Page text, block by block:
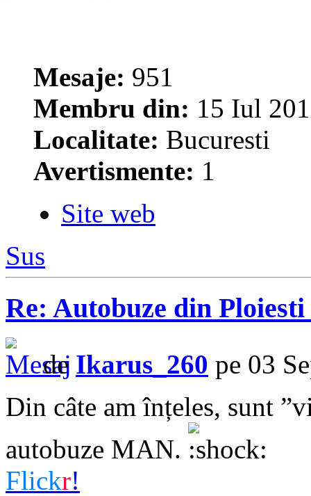
Mesaje: 951
Membru din: 15 Iul
Localitate: Bucuresti
Avertismente: 1
Site web
Sus
Re: Autobuze din
de Ikarus_260 pe 03
Din câte am înțeles, sunt
autobuze MAN.
Flickr!